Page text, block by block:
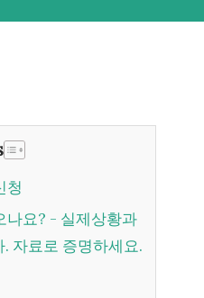
청
자료로 증명하세요.